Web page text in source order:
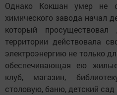
Однако Кокшан умер не
химического завода начал
который
территории действовала
электроэнергию не только
обеспечивающая ею
клуб, магазин,
столовую, баню, детский